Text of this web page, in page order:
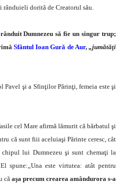
dorită de Creatorul său.
Dumnezeu să fie un singur trup;
Sfântul Ioan Gură de Aur,„jumătăţi
Pavel şi a Sfinţilor Părinţi, femeia este şi
cel Mare afirmă lămurit că bărbatul şi
că sunt fiii aceluiaşi Părinte ceresc, cât
lui Dumnezeu şi sunt chemaţi la
spune:„Una este virtutea: atât pentru
că aşa precum crearea amândurora s-a